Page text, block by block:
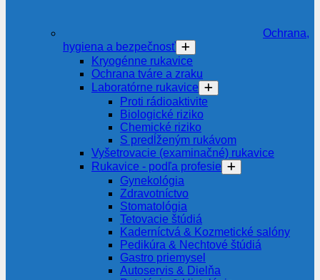
Ochrana,
hygiena a bezpečnosť
Kryogénne rukavice
Ochrana tváre a zraku
Laboratórne rukavice
Proti rádioaktivite
Biologické riziko
Chemické riziko
S predĺženým rukávom
Vyšetrovacie (examinačné) rukavice
Rukavice - podľa profesie
Gynekológia
Zdravotníctvo
Stomatológia
Tetovacie štúdiá
Kaderníctvá & Kozmetické salóny
Pedikúra & Nechtové štúdiá
Gastro priemysel
Autoservis & Dielňa